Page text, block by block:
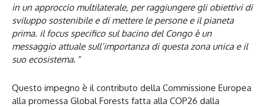
in un approccio multilaterale, per raggiungere gli obiettivi di
sviluppo sostenibile e di mettere le persone e il pianeta
prima. il focus specifico sul bacino del Congo è un
messaggio attuale sull’importanza di questa zona unica e il
suo ecosistema. ”
Questo impegno è il contributo della Commissione Europea
alla promessa Global Forests fatta alla COP26 dalla